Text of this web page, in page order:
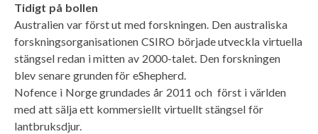
Tidigt på bollen
Australien var först ut med forskningen. Den australiska
forskningsorganisationen CSIRO började utveckla virtuella
stängsel redan i mitten av 2000-talet. Den forskningen
blev senare grunden för eShepherd.
Nofence i Norge grundades år 2011 och först i världen
med att sälja ett kommersiellt virtuellt stängsel för
lantbruksdjur.